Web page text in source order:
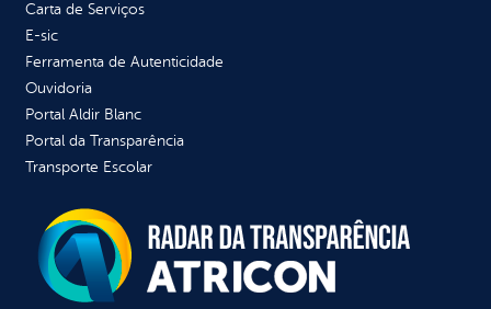
Carta de Serviços
E-sic
Ferramenta de Autenticidade
Ouvidoria
Portal Aldir Blanc
Portal da Transparência
Transporte Escolar